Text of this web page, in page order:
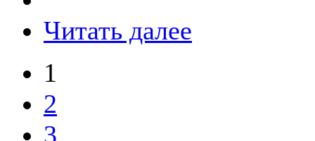
Читать далее
1
2
3